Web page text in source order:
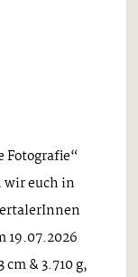
Fotografie“
euch in
19.07.2026
& 3.710 g,